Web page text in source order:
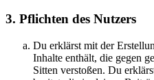
3. Pflichten des Nutzers
Du erklärst mit der
Inhalte enthält, die gegen
Sitten verstoßen. Du